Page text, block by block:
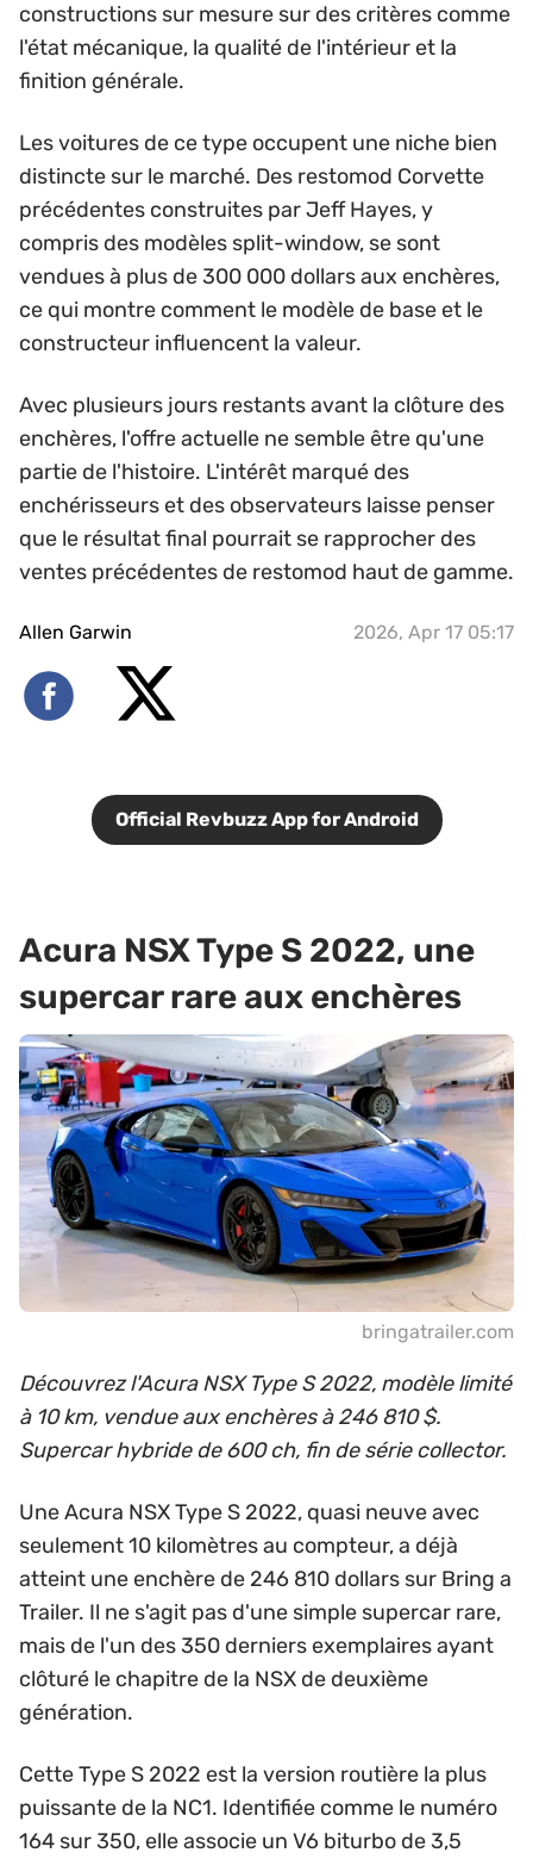
constructions sur mesure sur des critères comme
l'état mécanique, la qualité de l'intérieur et la
finition générale.
Les voitures de ce type occupent une niche bien
distincte sur le marché. Des restomod Corvette
précédentes construites par Jeff Hayes, y
compris des modèles split-window, se sont
vendues à plus de 300 000 dollars aux enchères,
ce qui montre comment le modèle de base et le
constructeur influencent la valeur.
Avec plusieurs jours restants avant la clôture des
enchères, l'offre actuelle ne semble être qu'une
partie de l'histoire. L'intérêt marqué des
enchérisseurs et des observateurs laisse penser
que le résultat final pourrait se rapprocher des
ventes précédentes de restomod haut de gamme.
Allen Garwin 2026, Apr 17 05:17
Official Revbuzz App for Android
Acura NSX Type S 2022, une
supercar rare aux enchères
bringatrailer.com
Découvrez l'Acura NSX Type S 2022, modèle limité
à 10 km, vendue aux enchères à 246 810 $.
Supercar hybride de 600 ch, fin de série collector.
Une Acura NSX Type S 2022, quasi neuve avec
seulement 10 kilomètres au compteur, a déjà
atteint une enchère de 246 810 dollars sur Bring a
Trailer. Il ne s'agit pas d'une simple supercar rare,
mais de l'un des 350 derniers exemplaires ayant
clôturé le chapitre de la NSX de deuxième
génération.
Cette Type S 2022 est la version routière la plus
puissante de la NC1. Identifiée comme le numéro
164 sur 350, elle associe un V6 biturbo de 3,5